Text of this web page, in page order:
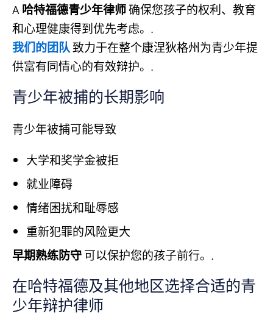
A哈特福德青少年律师确保您孩子的权利、教育
和心理健康得到优先考虑。.
我们的团队致力于在整个康涅狄格州为青少年提
供富有同情心的有效辩护。.
青少年被捕的长期影响
青少年被捕可能导致
大学和奖学金被拒
就业障碍
情绪困扰和耻辱感
重新犯罪的风险更大
早期熟练防守可以保护您的孩子前行。.
在哈特福德及其他地区选择合适的青
少年辩护律师